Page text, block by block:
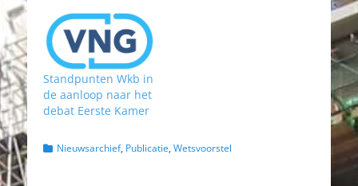
Standpunten Wkb in
de aanloop naar het
debat Eerste Kamer
Categorieën
Nieuwsarchief, Publicatie, Wetsvoorstel